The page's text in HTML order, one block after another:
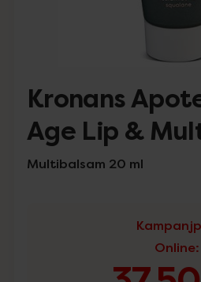
Kronans
Age Lip &
Multibalsam 20 ml
Online: